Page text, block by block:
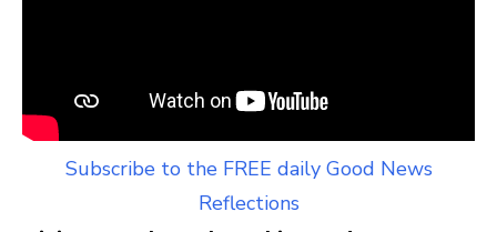
Subscribe to the FREE daily Good News
Reflections